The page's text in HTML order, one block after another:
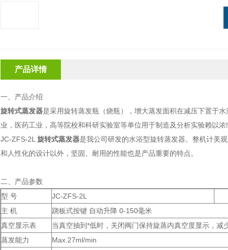
产品详情
一、产品介绍
旋转式蒸发器是采用旋转蒸发瓶（烧瓶），增大蒸发面积在减压下置于
业，医药工业，高等院校和科研实验室等单位用于制造及分析实验赖以浓
JC-ZFS-2L 旋转式蒸发器是我公司研发的水浴型旋转蒸发器。整机计美
和人性化的设计以外，坚固、耐用的性能也是产品重要的特点。
二、产品参数
型 号
JC-ZFS-2L
主 机
跷板式按键 自动升降 0-150毫米
真空显示表
当真空抽到*低时，关闭阀门保持旋蒸内真空度显示，减
蒸发能力
Max.27ml/min